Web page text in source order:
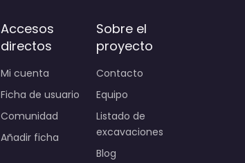
Accesos
directos
Mi cuenta
Ficha de usuario
Comunidad
Añadir ficha
Sobre el
proyecto
Contacto
Equipo
Listado de
excavaciones
Blog